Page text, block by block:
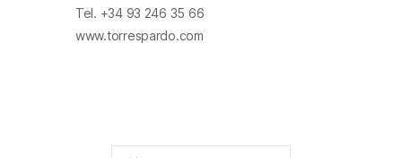
Tel. +34 93 246 35 66
www.torrespardo.com